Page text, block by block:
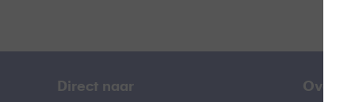
Direct naar Over